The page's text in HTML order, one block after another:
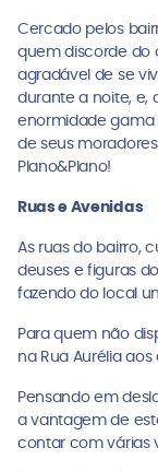
Cercado pelos
quem discorde do
agradável de se
durante a noite, e,
enormidade gama
de seus
Plano&Plano!
Ruas e Avenidas
As ruas do bairro,
deuses e figuras
fazendo do local
Para quem não
na Rua Aurélia
Pensando em
a vantagem de
contar com várias